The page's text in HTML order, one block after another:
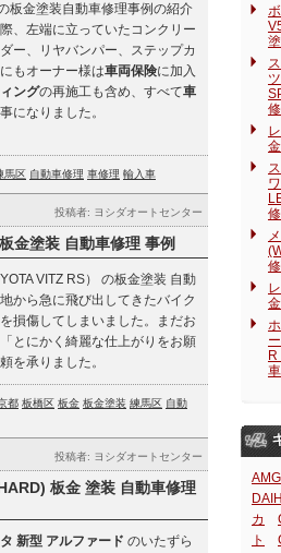
板金塗装自動車修理事例の紹介
、左端に立っていたコンクリー
ー、リヤバンパー、ステップカ
もオーナー様は車両保険に加入
ングの再施工も含め、すべて車
になりました。
馬区 自動車修理 車修理 輸入車
投稿者: ヨシダオートセンター
塗装 自動車修理 事例
VITZ RS） の板金塗装 自動
から急に飛び出してきたバイク
損傷してしまいました。まだお
とにかく綺麗な仕上がりをお願
を承りました。
都 板橋区 板金 板金塗装 練馬区 自動
投稿者: ヨシダオートセンター
板金 塗装 自動車修理
タ 新型 アルファード のいたずら
AMG
カ
ト